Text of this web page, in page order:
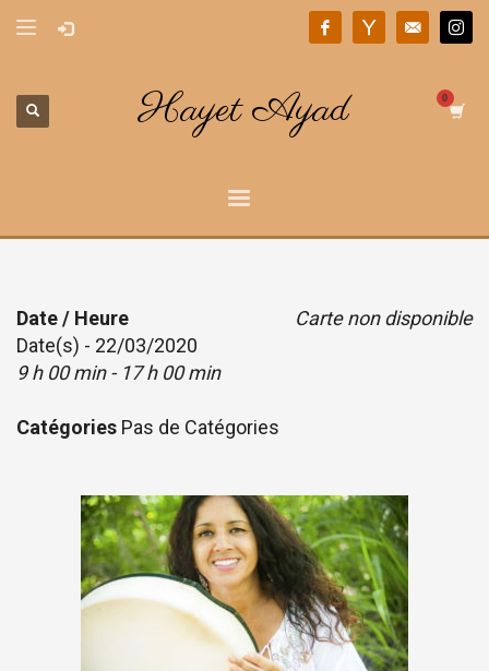
Hayet Ayad
Carte non disponible
Date / Heure
Date(s) - 22/03/2020
9 h 00 min - 17 h 00 min
Catégories Pas de Catégories